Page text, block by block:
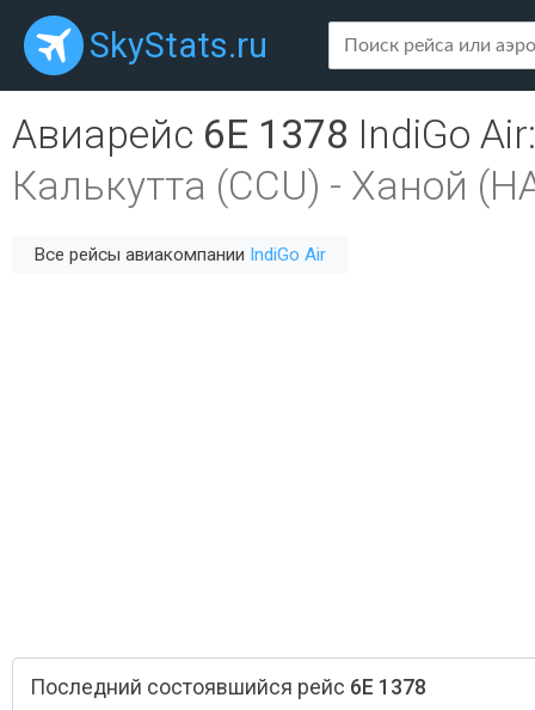
SkyStats.ru
Авиарейс 6E 1378 IndiGo Air:
Калькутта (CCU) - Ханой
Все рейсы авиакомпании IndiGo Air
Последний состоявшийся рейс 6E 1378